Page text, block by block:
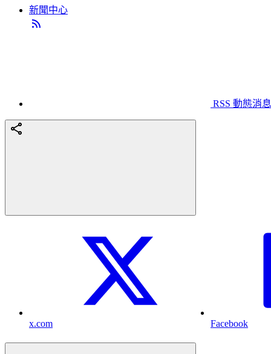
新聞中心
RSS 動態消息
x.com Facebook